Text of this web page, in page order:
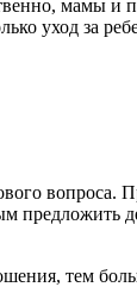
мамы и
уход за
вопроса.
предложить
тем